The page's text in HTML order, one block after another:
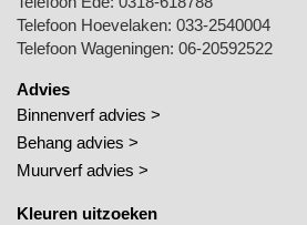
Telefoon Hoevelaken: 033-2540004
Telefoon Wageningen: 06-20592522
Advies
Binnenverf advies >
Behang advies >
Muurverf advies >
Kleuren uitzoeken